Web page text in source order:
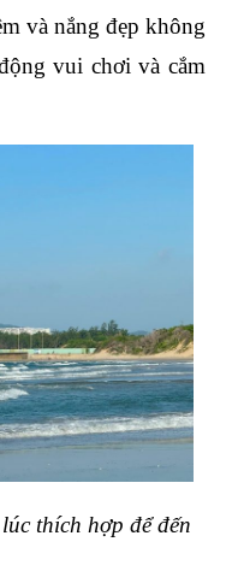
và nắng đẹp không
vui chơi và cắm
thích hợp để đến